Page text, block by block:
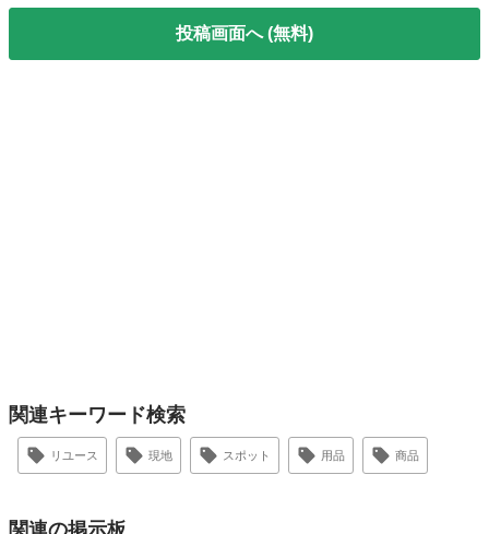
投稿画面へ (無料)
関連キーワード検索
リユース 現地 スポット 用品 商品
関連の掲示板